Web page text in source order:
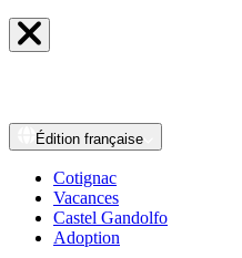
Édition française
Cotignac
Vacances
Castel Gandolfo
Adoption